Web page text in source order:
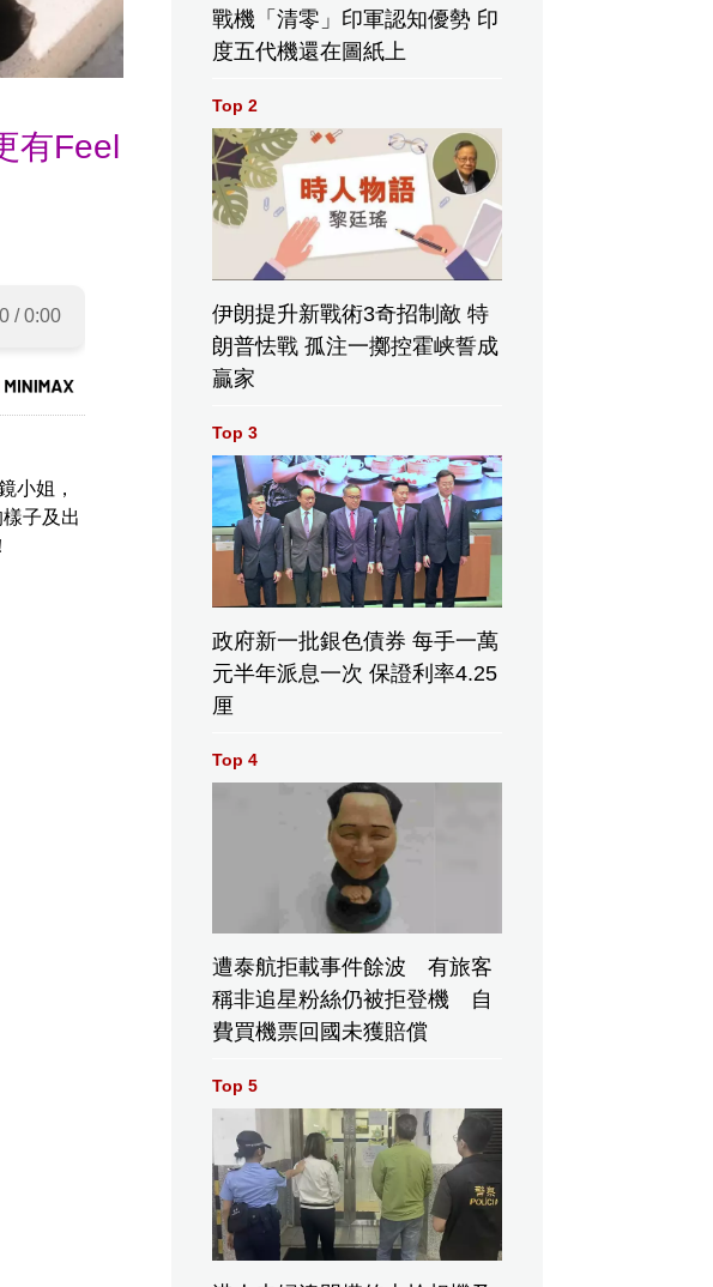
有Feel
小姐，
子及出
戰機「清零」印軍認知優勢 印
度五代機還在圖紙上
Top 2
伊朗提升新戰術3奇招制敵 特
朗普怯戰 孤注一擲控霍峡誓成
贏家
Top 3
政府新一批銀色債券 每手一萬
元半年派息一次 保證利率4.25
厘
Top 4
遭泰航拒載事件餘波 有旅客
稱非追星粉絲仍被拒登機 自
費買機票回國未獲賠償
Top 5